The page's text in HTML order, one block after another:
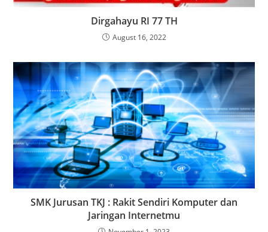
Dirgahayu RI 77 TH
August 16, 2022
SMK Jurusan TKJ : Rakit Sendiri Komputer dan
Jaringan Internetmu